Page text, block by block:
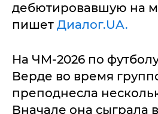
дебютировавшую на
пишет Диалог.UA.
На ЧМ-2026 по
Верде во время
преподнесла
Вначале она сыграла